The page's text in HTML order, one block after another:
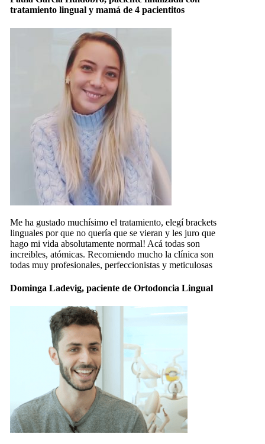
tratamiento lingual y mamá de 4 pacientitos
Me ha gustado muchísimo el tratamiento, elegí brackets
linguales por que no quería que se vieran y les juro que
hago mi vida absolutamente normal! Acá todas son
increibles, atómicas. Recomiendo mucho la clínica son
todas muy profesionales, perfeccionistas y meticulosas
Dominga Ladevig, paciente de Ortodoncia Lingual